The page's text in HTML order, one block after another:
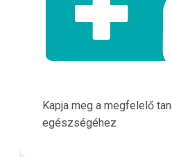
Kapja meg a megfelelő
egészségéhez